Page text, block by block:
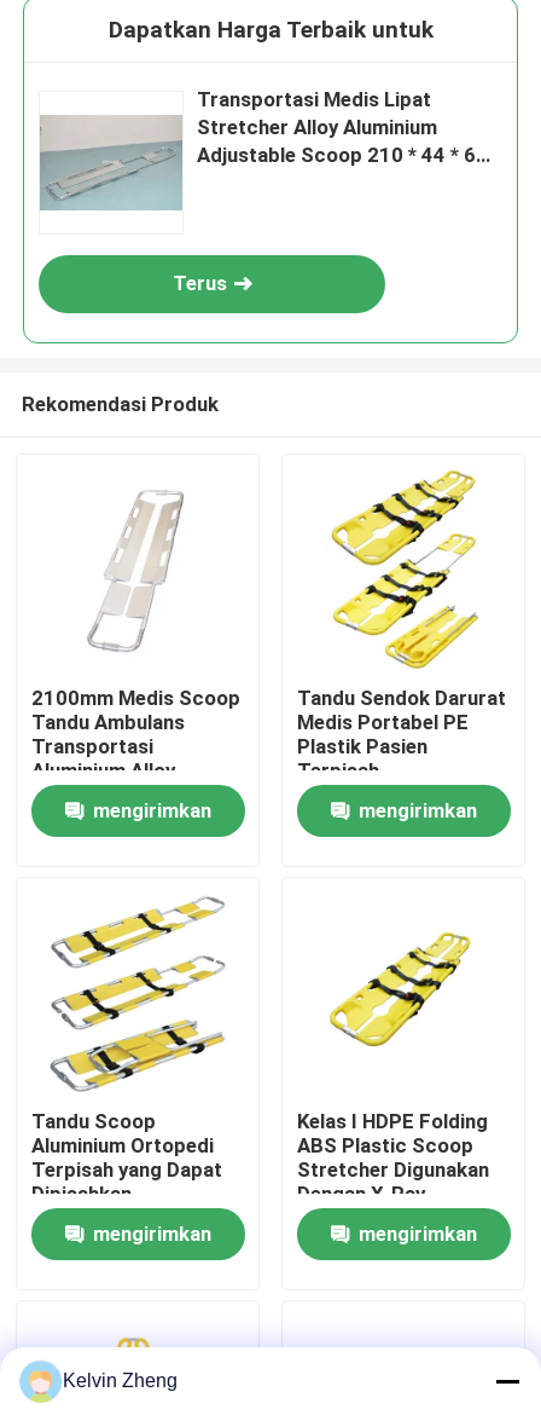
Rumah
Produk
Tentang Kami
Tur Pabrik
Kontrol Kualitas
Hubungi Kami
Berita
Minta Kutipan
Dapatkan Harga Terbaik untuk
Transportasi Medis Lipat
Stretcher Alloy Aluminium
Adjustable Scoop 210 * 44 * 6
Terus
Rekomendasi Produk
2100mm Medis Scoop
Tandu Ambulans
Transportasi
Aluminium Alloy
mengirimkan
Tandu Sendok Darurat
Medis Portabel PE
Plastik Pasien
Terpisah
mengirimkan
Tandu Scoop
Aluminium Ortopedi
Terpisah yang Dapat
Dipisahkan
mengirimkan
Kelas I HDPE Folding
ABS Plastic Scoop
Stretcher Digunakan
Dengan X-Ray
mengirimkan
Kelvin Zheng